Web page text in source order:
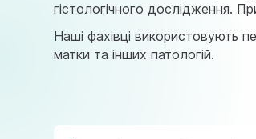
гістологічного дослідження.
Наші фахівці використовують
матки та інших патологій.